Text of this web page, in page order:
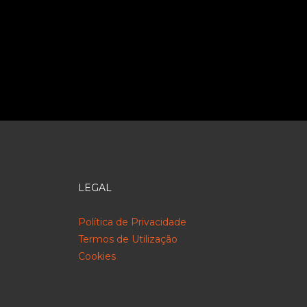
LEGAL
Política de Privacidade
Termos de Utilização
Cookies